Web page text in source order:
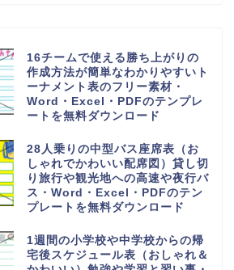
16チームで使える勝ち上がりの
作成方法が簡単なわかりやすいト
ーナメント表のフリー素材・
Word・Excel・PDFのテンプレ
ートを無料ダウンロード
28人乗りの中型バス座席表（お
しゃれでかわいい配席図）貸し切
り旅行や観光地への高速や夜行バ
ス・Word・Excel・PDFのテン
プレートを無料ダウンロード
1週間の小学校や中学校からの帰
宅後スケジュール表（おしゃれ＆